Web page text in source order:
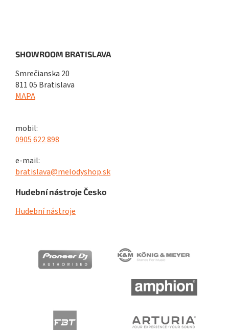
SHOWROOM BRATISLAVA
Smrečianska 20
811 05 Bratislava
MAPA
mobil:
0905 622 898
e-mail:
bratislava@melodyshop.sk
Hudební nástroje Česko
Hudební nástroje